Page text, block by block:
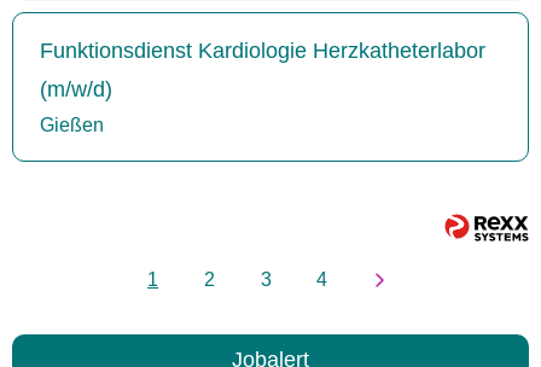
Funktionsdienst Kardiologie Herzkatheterlabor
(m/w/d)
Gießen
1 2 3 4
Jobalert